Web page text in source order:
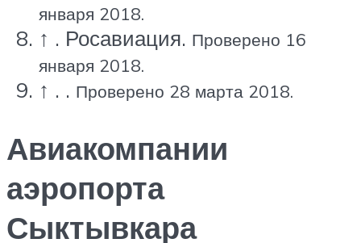
января 2018.
↑ . Росавиация. Проверено 16
января 2018.
↑ . . Проверено 28 марта 2018.
Авиакомпании
аэропорта
Сыктывкара